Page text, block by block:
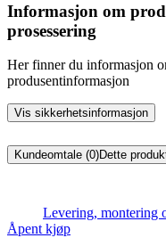
Informasjon om
prosessering
Her finner du informasjon
produsentinformasjon
Vis sikkerhetsinformasjon
Kundeomtale (0)Dette
Levering, montering
Åpent kjøp